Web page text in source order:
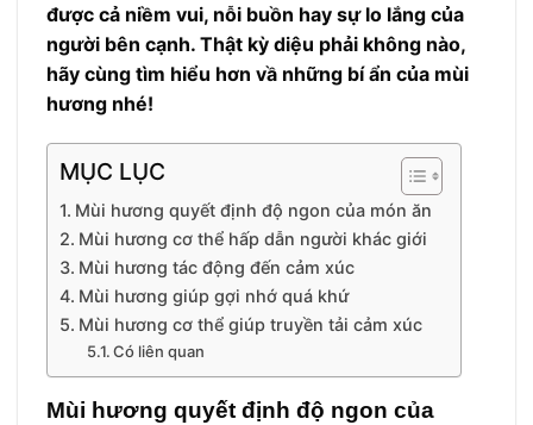
được cả niềm vui, nỗi buồn hay sự lo lắng của
người bên cạnh. Thật kỳ diệu phải không nào,
hãy cùng tìm hiểu hơn vầ những bí ẩn của mùi
hương nhé!
MỤC LỤC
Mùi hương quyết định độ ngon của món ăn
Mùi hương cơ thể hấp dẫn người khác giới
Mùi hương tác động đến cảm xúc
Mùi hương giúp gợi nhớ quá khứ
Mùi hương cơ thể giúp truyền tải cảm xúc
Có liên quan
Mùi hương quyết định độ ngon của